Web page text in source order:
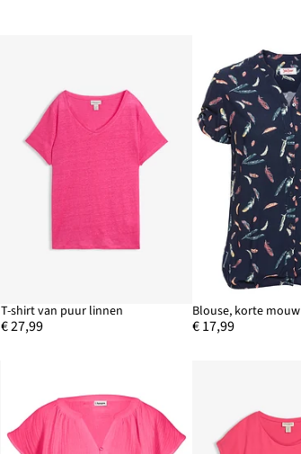
T-shirt van puur linnen
€ 27,99
Blouse, korte mouw
€ 17,99